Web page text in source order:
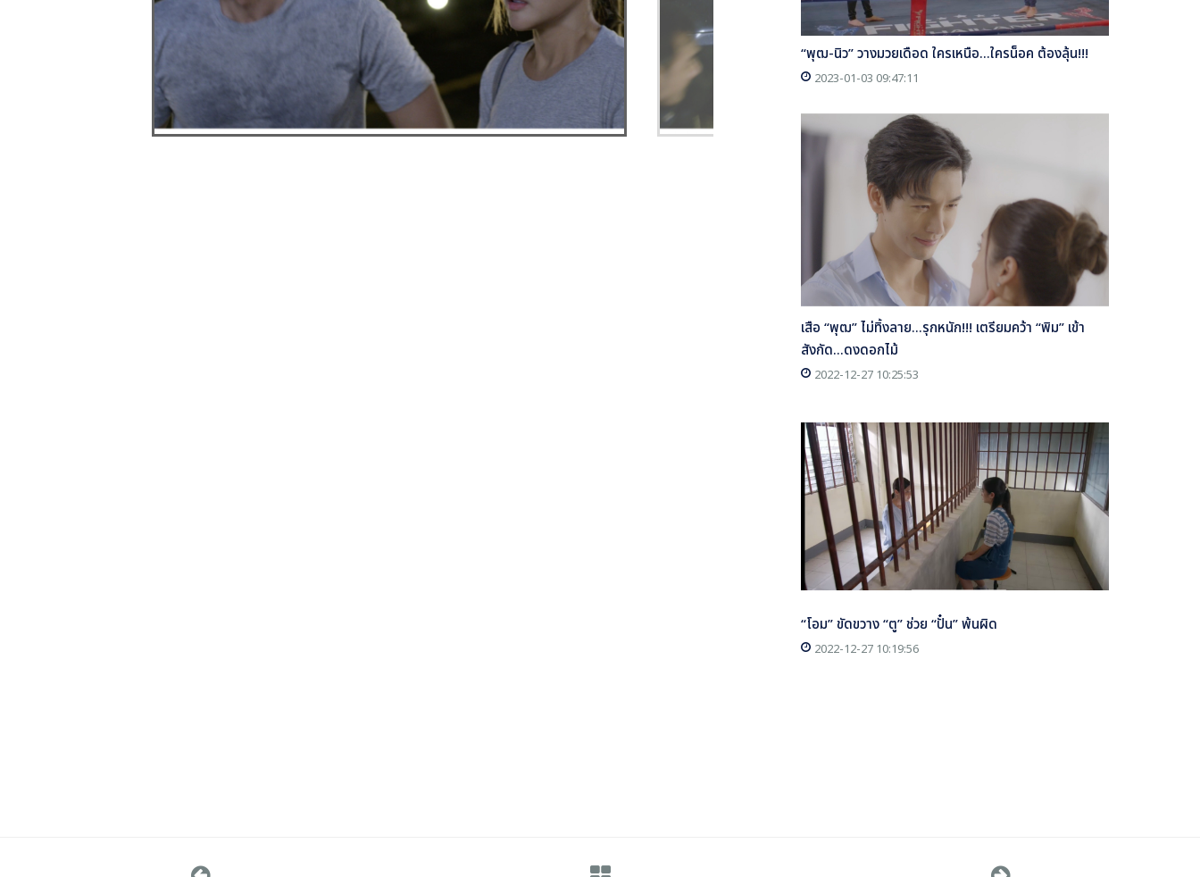
“พุฒ-นิว” วางมวยเดือด ใครเหนือ...ใครน็อค ต้องลุ้น!!!
2023-01-03 09:47:11
เสือ “พุฒ” ไม่ทิ้งลาย...รุกหนัก!!! เตรียมคว้า “พิม” เข้า
สังกัด...ดงดอกไม้
2022-12-27 10:25:53
“โอม” ขัดขวาง “ตู” ช่วย “ปั๋น” พ้นผิด
2022-12-27 10:19:56